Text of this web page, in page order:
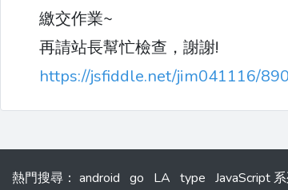
繳交作業~
再請站長幫忙檢查，謝謝!
https://jsfiddle.net/jim041116/
熱門搜尋 ： android go LA type JavaScript